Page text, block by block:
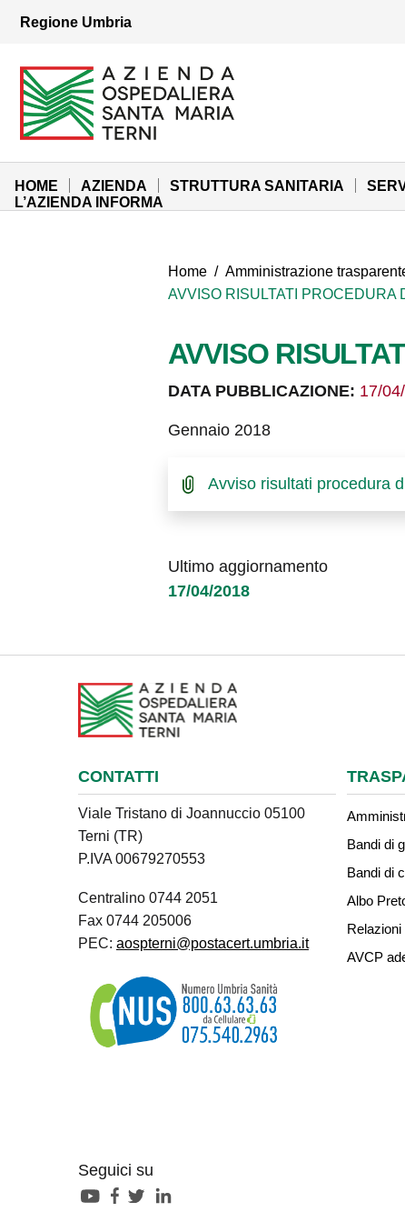
Vai al menu di navigazione
Regione Umbria
Azienda Ospedaliera Santa Maria di Terni
Sito Istituzionale
HOME AZIENDA STRUTTURA SANITARIA
L’AZIENDA INFORMA
Home / Amministrazione
AVVISO RISULTATI PROCEDURA
AVVISO
DATA PUBBLICAZIONE: 17/
Gennaio 2018
Avviso risultati procedura
Ultimo aggiornamento
17/04/2018
CONTATTI
Viale Tristano di Joannuccio 05100
Terni (TR)
P.IVA 00679270553
Centralino 0744 2051
Fax 0744 205006
PEC: aospterni@postacert.umbria.it
Seguici su
Bandi di
Bandi di
Albo
AVCP